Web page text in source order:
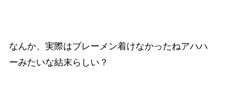
なんか、実際はブレーメン着けなかったねアハハ
ーみたいな結末らしい？